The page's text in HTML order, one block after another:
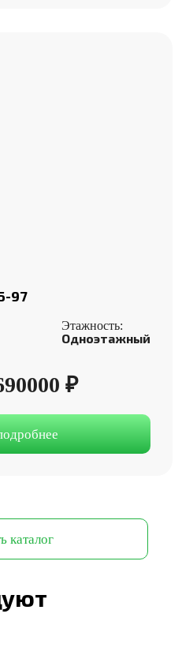
97
Этажность:
Одноэтажный
₽
каталог